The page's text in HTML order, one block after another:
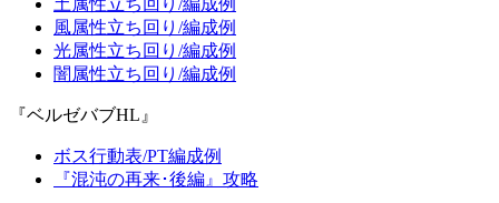
土属性立ち回り/編成例
風属性立ち回り/編成例
光属性立ち回り/編成例
闇属性立ち回り/編成例
『ベルゼバブHL』
ボス行動表/PT編成例
『混沌の再来･後編』攻略